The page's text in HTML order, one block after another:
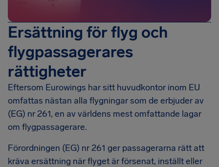
Ersättning för flyg och
flygpassagerares
rättigheter
Eftersom Eurowings har sitt huvudkontor inom EU
omfattas nästan alla flygningar som de erbjuder av
(EG) nr 261, en av världens mest omfattande lagar
om flygpassagerare.
Förordningen (EG) nr 261 ger passagerarna rätt att
kräva ersättning när flyget är försenat, inställt eller